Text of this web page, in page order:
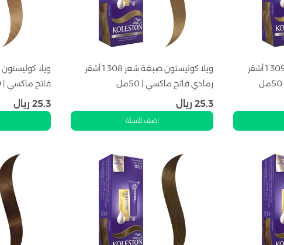
ويلا كوليستون صبغة شعر 309 1 أشقر
ويلا كوليستون صبغة شعر 308 1 أشقر
رمادي فاتح ماكسي | 50مل
25.3 ريال
اضف للسلة
فاتح ماكسي | 50مل
25.3 ريال